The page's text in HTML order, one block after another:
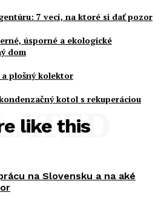
7 vecí, na ktoré si dať pozor
úsporné a ekologické
dom
plošný kolektor
kotol s rekuperáciou
like this
na Slovensku a na aké